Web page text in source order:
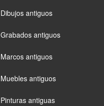
Dibujos antiguos
Grabados antiguos
Marcos antiguos
Muebles antiguos
Pinturas antiguas